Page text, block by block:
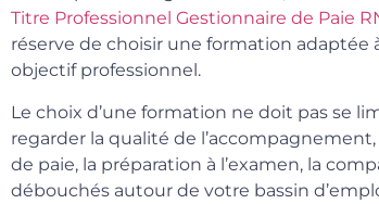
Titre Professionnel Gestionnaire de Paie
réserve de choisir une formation
objectif professionnel.
Le choix d’une formation ne doit pas se
regarder la qualité de
de paie, la préparation à l’examen, la
débouchés autour de votre bassin